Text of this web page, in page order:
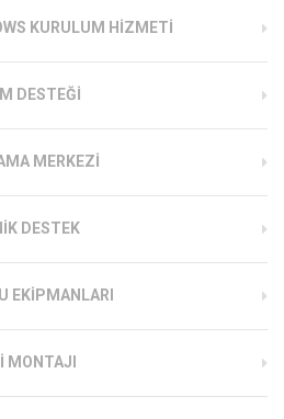
KURULUM HIZMETI
DESTEĞI
MERKEZI
DESTEK
EKIPMANLARI
MONTAJI